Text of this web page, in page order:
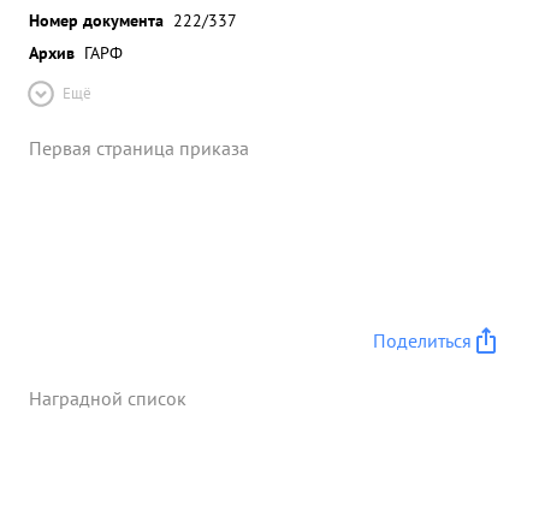
Номер документа 222/337
Архив ГАРФ
Ещё
Первая страница приказа
Поделиться
Наградной список